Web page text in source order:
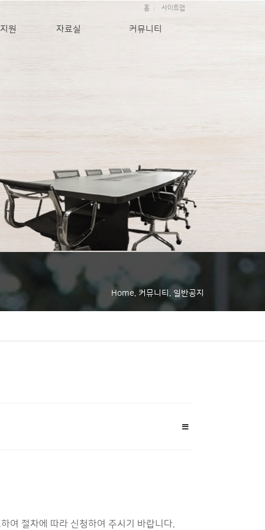
홈 사이트맵
원 자료실 커뮤니티
Home. 커뮤니티. 일반공지
여 절차에 따라 신청하여 주시기 바랍니다.